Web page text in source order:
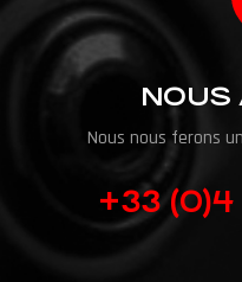
NOUS
Nous nous ferons
+33 (0)4